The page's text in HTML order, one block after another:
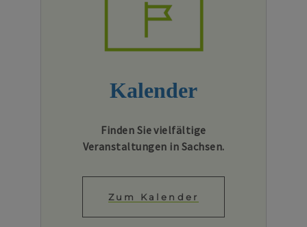
Kalender
Finden Sie vielfältige
Veranstaltungen in Sachsen.
Zum Kalender